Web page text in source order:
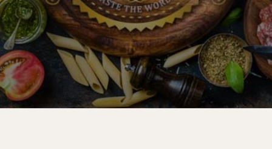
Επικοινωνία
Ευκαιρίες Καριέρας
e-mathisi